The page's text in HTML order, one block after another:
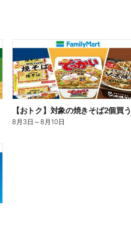
8月3日 ～8月10日